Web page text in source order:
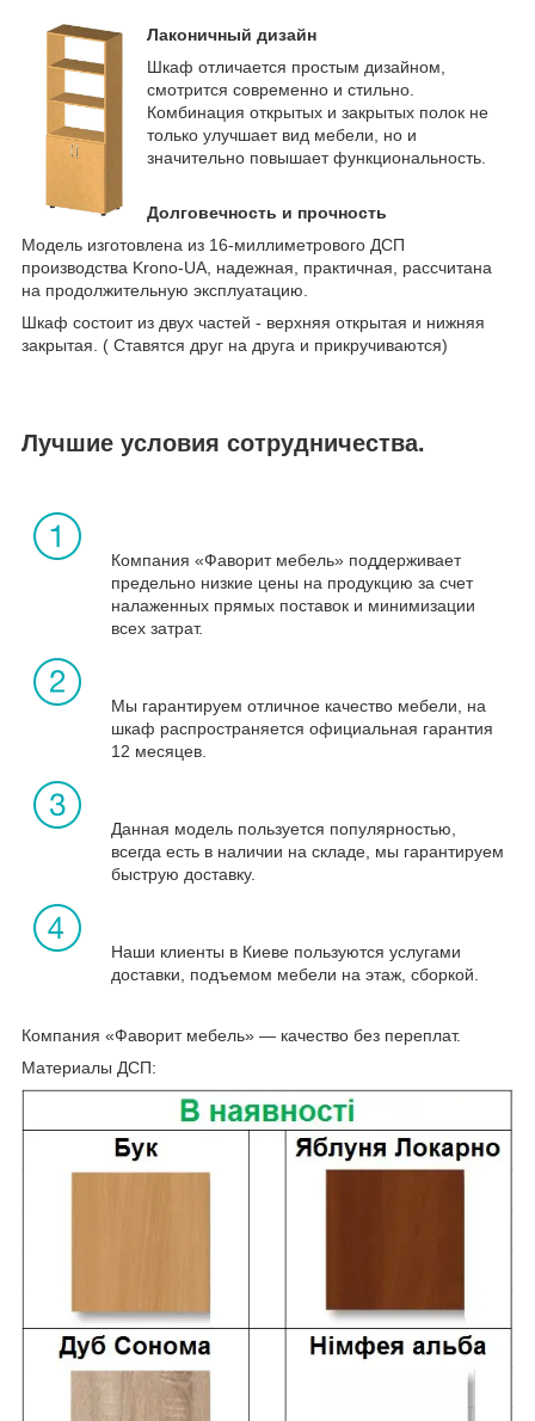
Лаконичный дизайн
Шкаф отличается простым дизайном,
смотрится современно и стильно.
Комбинация открытых и закрытых полок не
только улучшает вид мебели, но и
значительно повышает функциональность.
Долговечность и прочность
Модель изготовлена из 16-миллиметрового ДСП
производства Krono-UA, надежная, практичная, рассчитана
на продолжительную эксплуатацию.
Шкаф состоит из двух частей - верхняя открытая и нижняя
закрытая. ( Ставятся друг на друга и прикручиваются)
Лучшие условия сотрудничества.
Компания «Фаворит мебель» поддерживает
предельно низкие цены на продукцию за счет
налаженных прямых поставок и минимизации
всех затрат.
Мы гарантируем отличное качество мебели, на
шкаф распространяется официальная гарантия
12 месяцев.
Данная модель пользуется популярностью,
всегда есть в наличии на складе, мы гарантируем
быструю доставку.
Наши клиенты в Киеве пользуются услугами
доставки, подъемом мебели на этаж, сборкой.
Компания «Фаворит мебель» — качество без переплат.
Материалы ДСП: